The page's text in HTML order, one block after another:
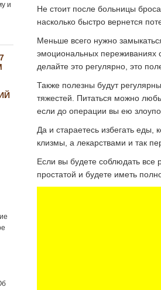
и
Не стоит после больницы
насколько быстро вернется
Меньше всего нужно
эмоциональных переживаниях
делайте это регулярно, это
Также полезны будут
тяжестей. Питаться можно
если до операции вы ею
Да и стараетесь избегать
клизмы, а лекарствами и так
Если вы будете соблюдать все
простатой и будете иметь